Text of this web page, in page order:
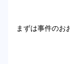
まずは事件のお